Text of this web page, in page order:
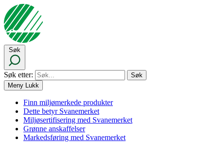
Søk
Søk etter:
Meny Lukk
Finn miljømerkede produkter
Dette betyr Svanemerket
Miljøsertifisering med Svanemerket
Grønne anskaffelser
Markedsføring med Svanemerket